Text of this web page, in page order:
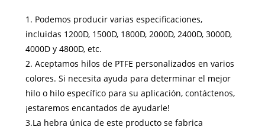
1. Podemos producir varias especificaciones,
incluidas 1200D, 1500D, 1800D, 2000D, 2400D, 3000D,
4000D y 4800D, etc.
2. Aceptamos hilos de PTFE personalizados en varios
colores. Si necesita ayuda para determinar el mejor
hilo o hilo específico para su aplicación, contáctenos,
¡estaremos encantados de ayudarle!
3.La hebra única de este producto se fabrica